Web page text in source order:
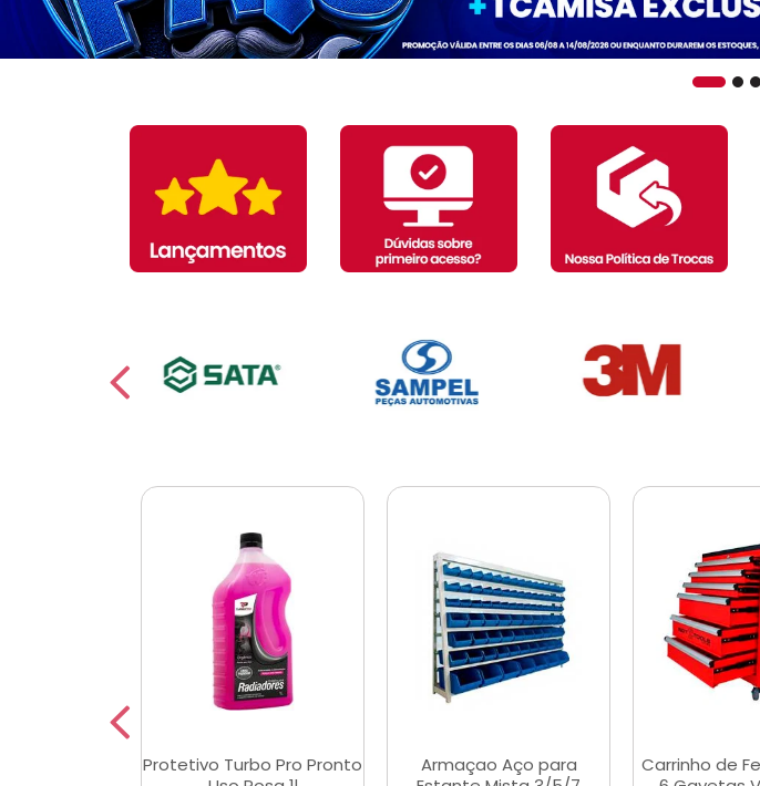
Protetivo Turbo Pro Pronto
Armaçao Aço para
Carrinho de